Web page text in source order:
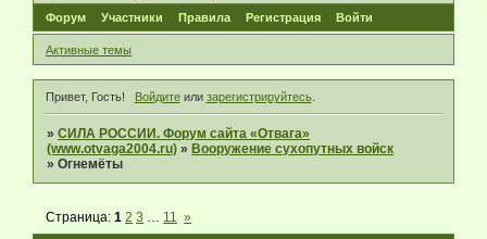
Форум Участники Правила Регистрация Войти
Активные темы
Привет, Гость! Войдитеили зарегистрируйтесь.
»СИЛА РОССИИ. Форум сайта «Отвага»
(www.otvaga2004.ru) » Вооружение сухопутных войск
»Огнемёты
Страница:1 2 3 11 »